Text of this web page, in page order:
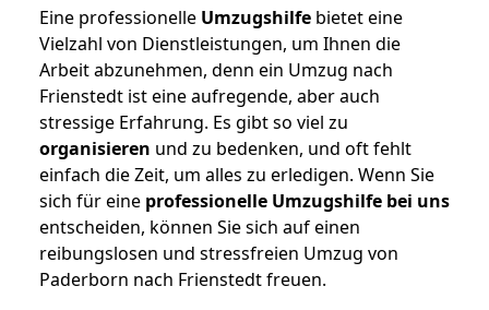
Eine professionelle Umzugshilfe bietet eine
Vielzahl von Dienstleistungen, um Ihnen die
Arbeit abzunehmen, denn ein Umzug nach
Frienstedt ist eine aufregende, aber auch
stressige Erfahrung. Es gibt so viel zu
organisieren und zu bedenken, und oft fehlt
einfach die Zeit, um alles zu erledigen. Wenn Sie
sich für eine professionelle Umzugshilfe bei uns
entscheiden, können Sie sich auf einen
reibungslosen und stressfreien Umzug von
Paderborn nach Frienstedt freuen.